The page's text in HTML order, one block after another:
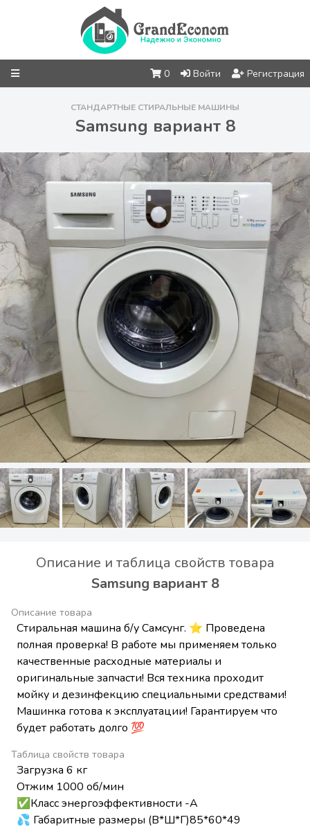
0 Войти Регистрация
СТАНДАРТНЫЕ СТИРАЛЬНЫЕ МАШИНЫ
Samsung вариант 8
Описание и таблица свойств товара
Samsung вариант 8
Описание товара
Стиральная машина б/у Самсунг. ⭐ Проведена
полная проверка! В работе мы применяем только
качественные расходные материалы и
оригинальные запчасти! Вся техника проходит
мойку и дезинфекцию специальными средствами!
Машинка готова к эксплуатации! Гарантируем что
будет работать долго 💯
Таблица свойств товара
Загрузка 6 кг
Отжим 1000 об/мин
✅Класс энергоэффективности -А
💦 Габаритные размеры (В*Ш*Г)85*60*49